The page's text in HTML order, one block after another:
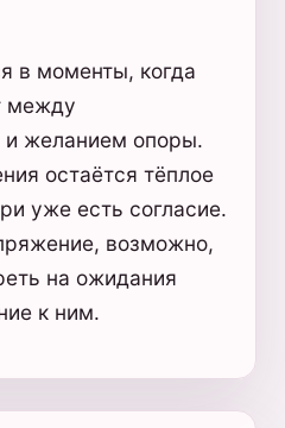
в моменты, когда
между
и желанием опоры.
остаётся тёплое
уже есть согласие.
возможно,
на ожидания
к ним.